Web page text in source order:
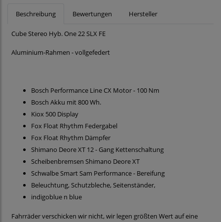
Beschreibung Bewertungen Hersteller
Cube Stereo Hyb. One 22 SLX FE
Aluminium-Rahmen - vollgefedert
Bosch Performance Line CX Motor - 100 Nm
Bosch Akku mit 800 Wh.
Kiox 500 Display
Fox Float Rhythm Federgabel
Fox Float Rhythm Dämpfer
Shimano Deore XT 12 - Gang Kettenschaltung
Scheibenbremsen Shimano Deore XT
Schwalbe Smart Sam Performance - Bereifung
Beleuchtung, Schutzbleche, Seitenständer,
indigoblue n blue
Fahrräder verschicken wir nicht, wir legen größten Wert auf eine